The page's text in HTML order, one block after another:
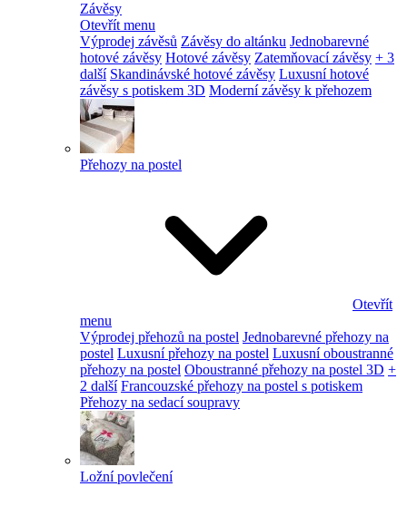
Závěsy
Otevřít menu
Výprodej závěsů Závěsy do altánku Jednobarevné
hotové závěsy Hotové závěsy Zatemňovací závěsy + 3
další Skandinávské hotové závěsy Luxusní hotové
závěsy s potiskem 3D Moderní závěsy k přehozem
Přehozy na postel
Otevřít
menu
Výprodej přehozů na postel Jednobarevné přehozy na
postel Luxusní přehozy na postel Luxusní oboustranné
přehozy na postel Oboustranné přehozy na postel 3D +
2 další Francouzské přehozy na postel s potiskem
Přehozy na sedací soupravy
Ložní povlečení